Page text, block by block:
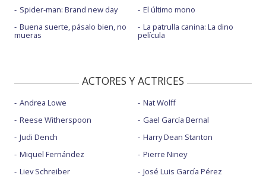
Spider-man: Brand new day
Buena suerte, pásalo bien, no
mueras
El último mono
La patrulla canina: La dino
película
ACTORES Y ACTRICES
Andrea Lowe
Reese Witherspoon
Judi Dench
Miquel Fernández
Liev Schreiber
Nat Wolff
Gael García Bernal
Harry Dean Stanton
Pierre Niney
José Luis García Pérez